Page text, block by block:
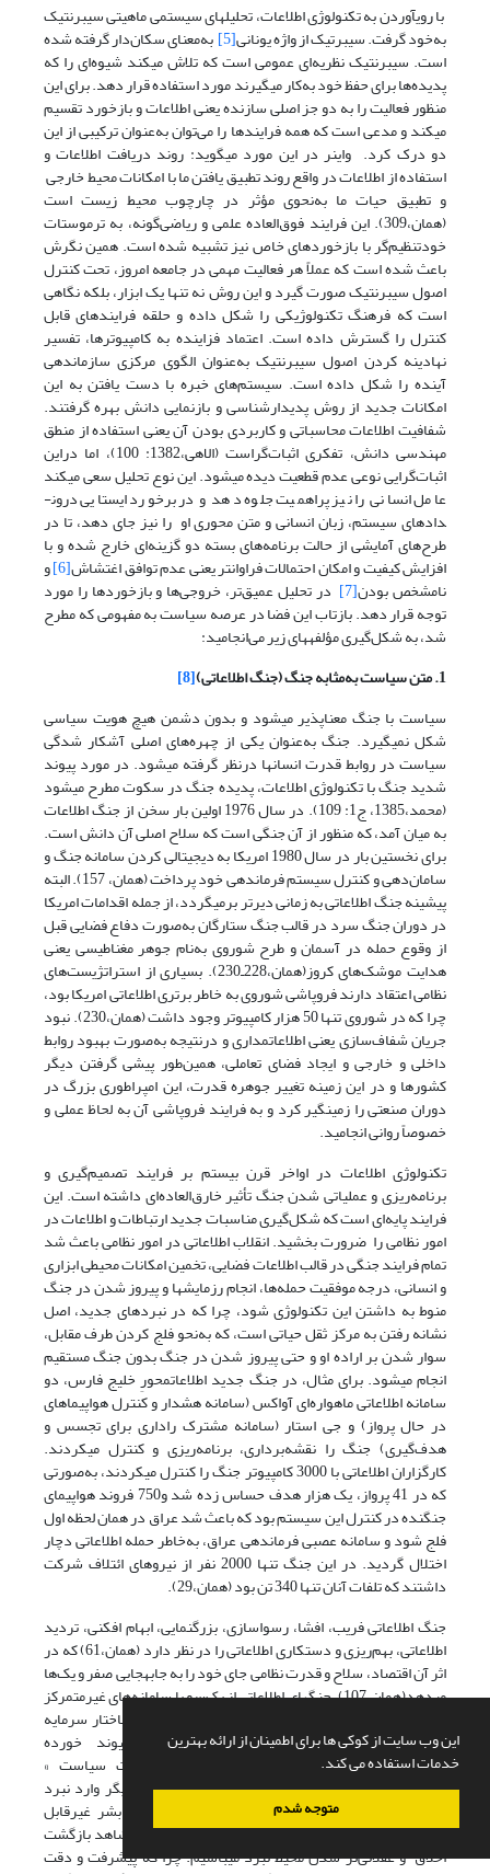
این وب سایت از کوکی ها برای اطمینان از ارائه بهترین
خدمات استفاده می کند.
متوجه شدم
با روی­آوردن به تکنولوژی اطلاعات، تحلیل‏های سیستمی ماهیتی سیبرنتیک
به‌خود گرفت. سیبرتیک از واژه یونانی[5] به‌معنای سکان‌دار گرفته شده
است. سیبرنتیک نظریه‌ای عمومی است که تلاش می­کند شیوه‌ای را که
پدیده‌ها برای حفظ خود به‌کار می­گیرند مورد استفاده قرار دهد. برای این
منظور فعالیت را به دو جز اصلی سازنده یعنی اطلاعات و بازخورد تقسیم
می­کند و مدعی است که همه‌ فرایندها را می‌توان به‌عنوان ترکیبی از این
دو درک کرد. واینر در این مورد می­گوید: روند دریافت اطلاعات و
استفاده از اطلاعات در واقع روند تطبیق یافتن ما با امکانات محیط خارجی
و تطبیق حیات ما به‌نحوی مؤثر در چارچوب محیط زیست است
(همان،309). این فرایند فوق‌العاده علمی و ریاضی‌گونه، به ترموستات
خودتنظیم‌گر با بازخوردهای خاص نیز تشبیه شده است. همین نگرش
باعث شده است که عملاً هر فعالیت مهمی در جامعه امروز، تحت کنترل
اصول سیبرنتیک صورت گیرد و این روش نه تنها یک ابزار، بلکه نگاهی
است که فرهنگ تکنولوژیکی را شکل داده و حلقه فرایندهای قابل
کنترل را گسترش داده است. اعتماد فزاینده به کامپیوترها، تفسیر
نهادینه کردن اصول سیبرنتیک به‌عنوان الگوی مرکزی سازماندهی
آینده را شکل داده است. سیستم‌های خبره با دست یافتن به این
امکانات جدید از روش پدیدارشناسی و بازنمایی دانش بهره گرفتند.
شفافیت اطلاعات محاسباتی و کاربردی بودن آن یعنی استفاده از منطق
مهندسی دانش، تفکری اثبات‌گراست (الاهی،1382: 100)، اما دراین
اثبات‌گرایی نوعی عدم قطعیت دیده می­شود. این نوع تحلیل سعی می­کند
عامل انسانی را نیز پراهمیت جلوه دهد و در برخورد ایستایی درون­
دادهای سیستم، زبان انسانی و متن محوری او را نیز جای دهد، تا در
طرح‌های آمایشی از حالت برنامه‌های بسته دو گزینه‌ای خارج شده و با
افزایش کیفیت و امکان احتمالات فراوان­تر یعنی عدم توافق اغتشاش[6] و
نامشخص بودن[7] در تحلیل عمیق‌تر، خروجی‌ها و بازخوردها را مورد
توجه قرار دهد. بازتاب این فضا در عرصه سیاست به مفهومی که مطرح
شد، به شکل‌گیری مؤلفه‏های زیر می‌انجامید:
1. متن سیاست به‌مثابه جنگ (جنگ اطلاعاتی)
[8]
سیاست با جنگ معناپذیر می­شود و بدون دشمن هیچ هویت سیاسی
شکل نمی­گیرد. جنگ به‌عنوان یکی از چهره‌های اصلی آشکار شدگی
سیاست در روابط قدرت انسان­ها درنظر گرفته می­شود. در مورد پیوند
شدید جنگ با تکنولوژی اطلاعات، پدیده­ جنگ در سکوت مطرح می­شود
(محمد،1385، ج1: 109). در سال 1976 اولین بار سخن از جنگ اطلاعات
به میان آمد، که منظور از آن جنگی است که سلاح اصلی آن دانش است.
برای نخستین بار در سال 1980 امریکا به دیجیتالی کردن سامانه‌ جنگ و
سامان‌دهی و کنترل سیستم فرماندهی خود پرداخت (همان، 157). البته
پیشینه جنگ اطلاعاتی به زمانی دیرتر برمی­گردد، از جمله اقدامات امریکا
در دوران جنگ سرد در قالب جنگ ستارگان به‌صورت دفاع فضایی قبل
از وقوع حمله در آسمان و طرح شوروی به‌نام جوهر مغناطیسی یعنی
هدایت موشک‌های کروز(همان،228ـ230). بسیاری از استراتژیست‌های
نظامی اعتقاد دارند فروپاشی شوروی به خاطر برتری اطلاعاتی امریکا بود،
چرا که در شوروی تنها 50 هزار کامپیوتر وجود داشت (همان،230). نبود
جریان شفاف‌سازی یعنی اطلاعات­مداری و درنتیجه به‌صورت بهبود روابط
داخلی و خارجی و ایجاد فضای تعاملی، همین‌طور پیشی گرفتن دیگر
کشورها و در این زمینه تغییر جوهره‌ قدرت، این امپراطور‌ی بزرگ در
دوران صنعتی را زمین­گیر کرد و به فرایند فروپاشی آن به لحاظ عملی و
خصوصاً روانی انجامید.
تکنولوژی اطلاعات در اواخر قرن بیستم بر فرایند تصمیم‌گیری و
برنامه‌ریزی و عملیاتی شدن جنگ تأثیر خارق‌العاده‌ای داشته است. این
فرایند پایه‌ای است که شکل‌گیری مناسبات جدید ارتباطات و اطلاعات در
امور نظامی را ضرورت بخشید. انقلاب اطلاعاتی در امور نظامی باعث شد
تمام فرایند جنگی در قالب اطلاعات فضایی، تخمین امکانات محیطی ابزاری
و انسانی، درجه‌ موفقیت حمله‌ها، انجام رزمایش­ها و پیروز شدن در جنگ
منوط به داشتن این تکنولوژی شود، چرا که در نبردهای جدید، اصل
نشانه رفتن به مرکز ثقل حیاتی است، که به‌نحو فلج کردن طرف مقابل،
سوار شدن بر اراده‌ او و حتی پیروز شدن در جنگ بدون جنگ مستقیم
انجام می­شود. برای مثال، در جنگ جدید اطلاعا­ت­محورِ خلیج فارس، دو
سامانه‌ اطلاعاتی ماهواره‌ای آواکس (سامانه‌ هشدار و کنترل هواپیماهای
در حال پرواز) و جی استار (سامانه‌ مشترک راداری برای تجسس و
هدف‌گیری) جنگ را نقشه‌برداری، برنامه‌ریزی و کنترل می­کردند.
کارگزاران اطلاعاتی با 3000 کامپیوتر جنگ را کنترل می­کردند، به‌صورتی
که در 41 پرواز، یک هزار هدف حساس زده شد و750 فروند هواپیمای
جنگنده در کنترل این سیستم بود که باعث شد عراق در همان لحظه اول
فلج شود و سامانه‌ عصبی فرماندهی‌ عراق، به‌خاطر حمله‌ اطلاعاتی دچار
اختلال گردید. در این جنگ تنها 2000 نفر از نیروهای ائتلاف شرکت
داشتند که تلفات آنان تنها 340 تن بود (همان،29).
جنگ اطلاعاتی فریب، افشا، رسواسازی، بزرگنمایی، ابهام افکنی، تردید
اطلاعاتی، بهم‌ریزی و دستکاری اطلاعاتی را در نظر دارد (همان،61) که در
اثر آن اقتصاد، سلاح و قدرت نظامی جای خود را به جابه­جایی صفر و یک‌ها
می­دهد(همان،107). جنگ‏های اطلاعاتی از یک‌سو با سامانه‌های غیرمتمرکز
همکاری و غیرسلسله مراتبی جدید و از سوی دیگر با ساختار سرمایه
اجتماعی، اعتماد و حتی مباحث حقوق بشر پیوند خورده
است(همان،116). جان تاملینسون در مقاله «مجاورت سیاست »
می‏نویسد: «در جنگ‏های قدیم که دولت ـ ملت‏ها علیه یکدیگر وارد نبرد
می‏شدند، فرهنگ تجاوز، ترور و زیر پا گذاشتن حقوق بشر غیرقابل
اجتناب بود. اما براساس نظریه کالدور در جنگ‏های جدید شاهد بازگشت
اخلاق و عقلانی‌تر شدن محیط نبرد می‏باشیم. چرا که پیشرفت و دقت